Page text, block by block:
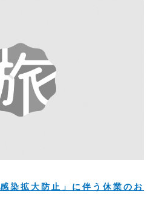
染拡大防止」に伴う休業のお